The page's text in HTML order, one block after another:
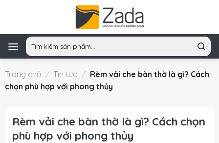
Tìm
kiếm:
Trang chủ / Tin tức / Rèm vải che bàn thờ là gì? Cách
chọn phù hợp với phong thủy
Rèm vải che bàn thờ là gì? Cách chọn
phù hợp với phong thủy